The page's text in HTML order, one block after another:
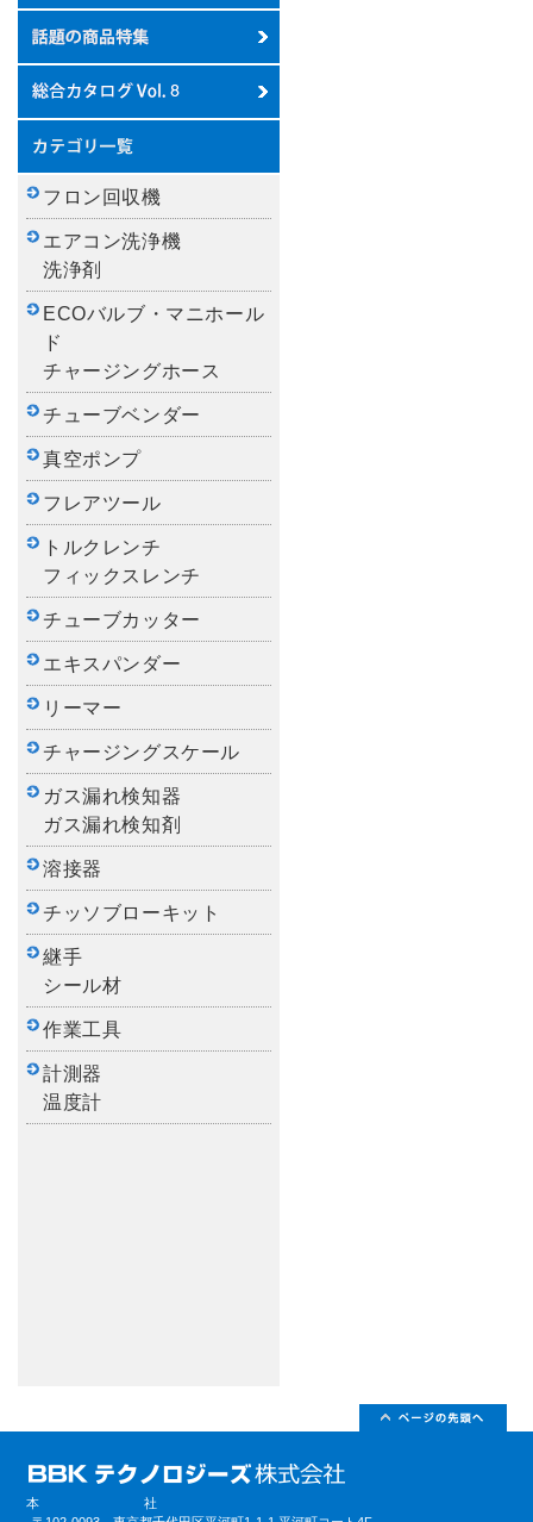
フロン回収機
エアコン洗浄機
洗浄剤
ECOバルブ・マニホール
ド
チャージングホース
チューブベンダー
真空ポンプ
フレアツール
トルクレンチ
フィックスレンチ
チューブカッター
エキスパンダー
リーマー
チャージングスケール
ガス漏れ検知器
ガス漏れ検知剤
溶接器
チッソブローキット
継手
シール材
作業工具
計測器
温度計
本社